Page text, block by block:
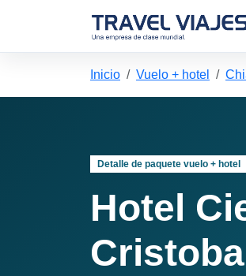
Inicio Vuelo + hotel
Detalle de paquete vuelo + hotel
Hotel